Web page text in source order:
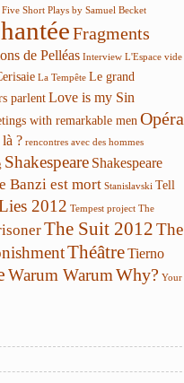
Five Short Plays by Samuel Becket
Fragments
de Pelléas Interview L'Espace vide
La Tempête Le grand
parlent Love is my Sin
with remarkable menOpéra
? rencontres avec des hommes
Shakespeare Shakespeare
Banzi est mort Stanislavski Tell
2012 Tempest project The
The Suit 2012The
ThéâtreTierno
Warum WarumWhy? Your